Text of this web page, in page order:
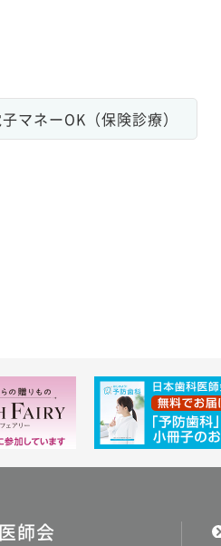
マネーOK（保険診療）
師会